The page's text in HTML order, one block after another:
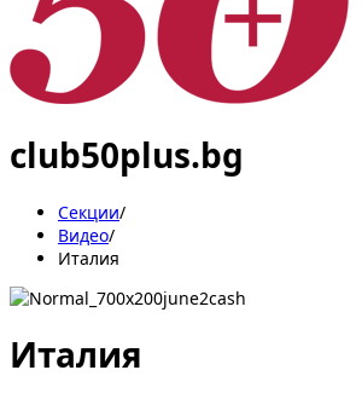
club50plus.bg
Секции/
Видеo/
Италия
Италия